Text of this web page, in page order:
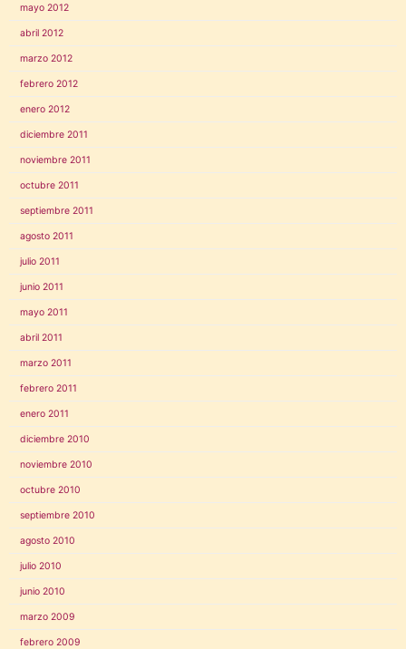
mayo 2012
abril 2012
marzo 2012
febrero 2012
enero 2012
diciembre 2011
noviembre 2011
octubre 2011
septiembre 2011
agosto 2011
julio 2011
junio 2011
mayo 2011
abril 2011
marzo 2011
febrero 2011
enero 2011
diciembre 2010
noviembre 2010
octubre 2010
septiembre 2010
agosto 2010
julio 2010
junio 2010
marzo 2009
febrero 2009